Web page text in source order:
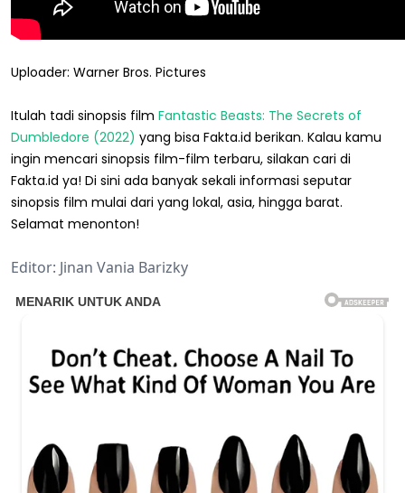
Uploader: Warner Bros. Pictures
Itulah tadi sinopsis film Fantastic Beasts: The Secrets of
Dumbledore (2022) yang bisa Fakta.id berikan. Kalau kamu
ingin mencari sinopsis film-film terbaru, silakan cari di
Fakta.id ya! Di sini ada banyak sekali informasi seputar
sinopsis film mulai dari yang lokal, asia, hingga barat.
Selamat menonton!
Editor: Jinan Vania Barizky